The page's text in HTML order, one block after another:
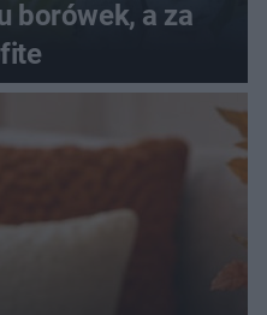
borówek, a za